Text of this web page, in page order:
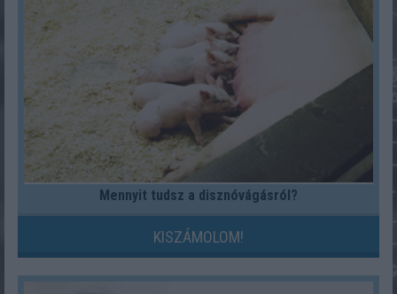
Mennyit tudsz a disznóvágásról?
KISZÁMOLOM!